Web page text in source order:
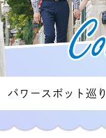
パワースポット巡り